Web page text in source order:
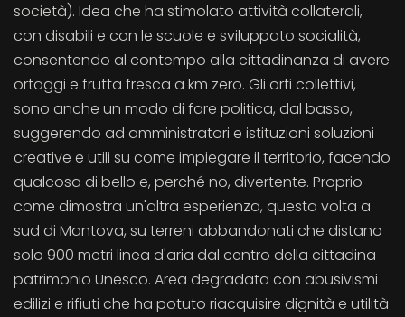
società). Idea che ha stimolato attività collaterali,
con disabili e con le scuole e sviluppato socialità,
consentendo al contempo alla cittadinanza di avere
ortaggi e frutta fresca a km zero. Gli orti collettivi,
sono anche un modo di fare politica, dal basso,
suggerendo ad amministratori e istituzioni soluzioni
creative e utili su come impiegare il territorio, facendo
qualcosa di bello e, perché no, divertente. Proprio
come dimostra un'altra esperienza, questa volta a
sud di Mantova, su terreni abbandonati che distano
solo 900 metri linea d'aria dal centro della cittadina
patrimonio Unesco. Area degradata con abusivismi
edilizi e rifiuti che ha potuto riacquisire dignità e utilità